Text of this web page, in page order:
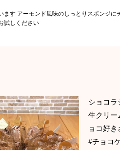
ます アーモンド風味のしっとりスポンジ
試しください
ショコ
生クリ
ョコ好
#チョコ